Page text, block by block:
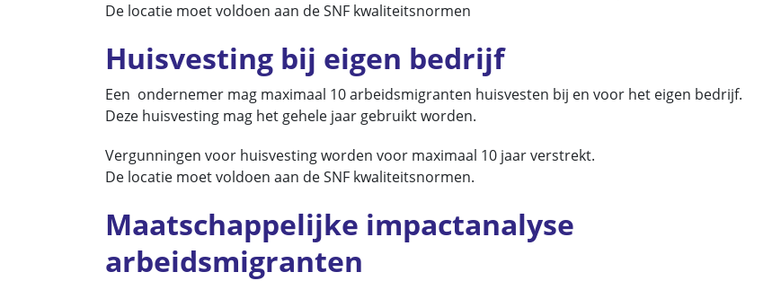
De locatie moet voldoen aan de SNF kwaliteitsnormen
Huisvesting bij eigen bedrijf
Een ondernemer mag maximaal 10 arbeidsmigranten huisvesten bij en voor het eigen bedrijf.
Deze huisvesting mag het gehele jaar gebruikt worden.
Vergunningen voor huisvesting worden voor maximaal 10 jaar verstrekt.
De locatie moet voldoen aan de SNF kwaliteitsnormen.
Maatschappelijke impactanalyse
arbeidsmigranten